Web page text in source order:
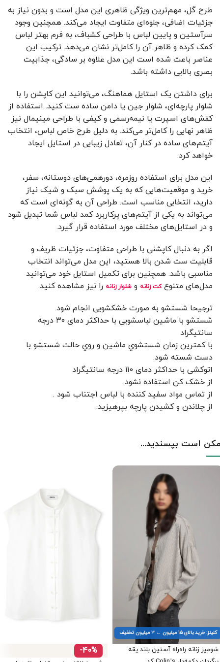
طرح گل، مهم‌ترین ویژگی ظاهری این مدل است و بدون نیاز به
جزئیات اضافی، جلوه‌ای متفاوت ایجاد می‌کند. همچنین وجود
سرآستین و پایین لباس با طراحی کشباف، به فرم بهتر لباس
کمک کرده و ظاهر آن را کامل‌تر نشان می‌دهد. ترکیب این
عناصر باعث شده است این مدل علاوه بر سادگی، جذابیت
بصری بالایی داشته باشد.
برای داشتن یک استایل هماهنگ، می‌توانید این کاپشن را با
شلوار پارچه‌ای، شلوار جین یا دامن ساده ست کنید. استفاده از
کفش‌های اسپرت یا نیمه‌رسمی و کیفی با طراحی مینیمال نیز
ظاهر نهایی را کامل‌تر می‌کند. به دلیل طرح خاص لباس، انتخاب
آیتم‌های ساده در کنار آن، تعادل زیبایی در استایل ایجاد
خواهد کرد.
این مدل برای استفاده روزمره، دورهمی‌های دوستانه، سفر،
خرید و موقعیت‌هایی که به یک پوشش سبک و شیک نیاز
دارید، انتخابی مناسب است. طراحی آن به گونه‌ای است که
می‌تواند به یکی از آیتم‌های پرکاربرد کمد لباس شما تبدیل شود
و در استایل‌های مختلف مورد استفاده قرار گیرد.
اگر به دنبال کاپشنی با طراحی متفاوت، جزئیات ظریف و
قابلیت ست شدن بالا هستید، این مدل می‌تواند انتخاب
مناسبی باشد. همچنین برای تکمیل استایل خود می‌توانید
مدل‌های متنوعکت زنانه و شلوار زنانه را نیز مشاهده کنید.
ترجیحا شستشو به صورت خشکشویی انجام شود.
شستشو با ماشین لباسشویی با حداکثر دمای ۳۰ درجه
سانتیگراد
با کمترين زمان شستشوي ماشين و روي حالت شستشو با
دست شسته شود.
اتوکشی با حداکثر دمای 110 درجه سانتیگراد
از خشک کن استفاده نشود.
از تماس مواد سفید کننده با لباس اجتناب شود .
از چلاندن و کشيدن پارچه بپرهيزيد.
است بپسندید...
کلینز: خرید بالای ۱۵ میلیون ← ۳ میلیون تخفیف
شومیز زنانه راه‌راه آستین بلند یقه
-40%